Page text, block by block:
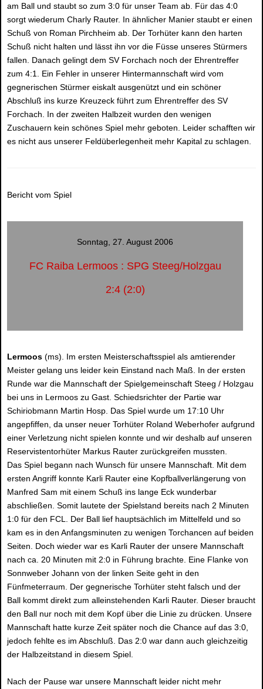
am Ball und staubt so zum 3:0 für unser Team ab. Für das 4:0
sorgt wiederum Charly Rauter. In ähnlicher Manier staubt er einen
Schuß von Roman Pirchheim ab. Der Torhüter kann den harten
Schuß nicht halten und lässt ihn vor die Füsse unseres Stürmers
fallen. Danach gelingt dem SV Forchach noch der Ehrentreffer
zum 4:1. Ein Fehler in unserer Hintermannschaft wird vom
gegnerischen Stürmer eiskalt ausgenützt und ein schöner
Abschluß ins kurze Kreuzeck führt zum Ehrentreffer des SV
Forchach. In der zweiten Halbzeit wurden den wenigen
Zuschauern kein schönes Spiel mehr geboten. Leider schafften wir
es nicht aus unserer Feldüberlegenheit mehr Kapital zu schlagen.
Bericht vom Spiel
Sonntag, 27. August 2006
FC Raiba Lermoos : SPG Steeg/Holzgau
2:4 (2:0)
Lermoos (ms). Im ersten Meisterschaftsspiel als amtierender
Meister gelang uns leider kein Einstand nach Maß. In der ersten
Runde war die Mannschaft der Spielgemeinschaft Steeg / Holzgau
bei uns in Lermoos zu Gast. Schiedsrichter der Partie war
Schiriobmann Martin Hosp. Das Spiel wurde um 17:10 Uhr
angepfiffen, da unser neuer Torhüter Roland Weberhofer aufgrund
einer Verletzung nicht spielen konnte und wir deshalb auf unseren
Reservistentorhüter Markus Rauter zurückgreifen mussten.
Das Spiel begann nach Wunsch für unsere Mannschaft. Mit dem
ersten Angriff konnte Karli Rauter eine Kopfballverlängerung von
Manfred Sam mit einem Schuß ins lange Eck wunderbar
abschließen. Somit lautete der Spielstand bereits nach 2 Minuten
1:0 für den FCL. Der Ball lief hauptsächlich im Mittelfeld und so
kam es in den Anfangsminuten zu wenigen Torchancen auf beiden
Seiten. Doch wieder war es Karli Rauter der unsere Mannschaft
nach ca. 20 Minuten mit 2:0 in Führung brachte. Eine Flanke von
Sonnweber Johann von der linken Seite geht in den
Fünfmeterraum. Der gegnerische Torhüter steht falsch und der
Ball kommt direkt zum alleinstehenden Karli Rauter. Dieser braucht
den Ball nur noch mit dem Kopf über die Linie zu drücken. Unsere
Mannschaft hatte kurze Zeit später noch die Chance auf das 3:0,
jedoch fehlte es im Abschluß. Das 2:0 war dann auch gleichzeitig
der Halbzeitstand in diesem Spiel.
Nach der Pause war unsere Mannschaft leider nicht mehr